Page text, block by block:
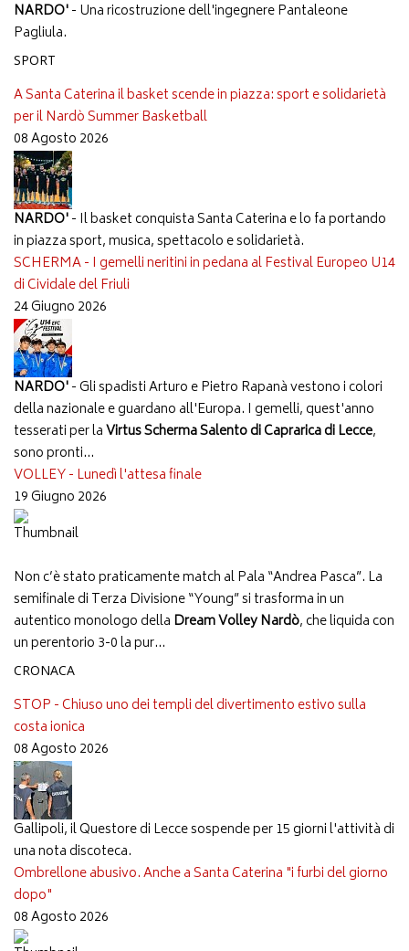
NARDO'- Una ricostruzione dell'ingegnere Pantaleone
Pagliula.
SPORT
A Santa Caterina il basket scende in piazza: sport e solidarietà
per il Nardò Summer Basketball
08 Agosto 2026
NARDO'- Il basket conquista Santa Caterina e lo fa portando
in piazza sport, musica, spettacolo e solidarietà.
SCHERMA - I gemelli neritini in pedana al Festival Europeo U14
di Cividale del Friuli
24 Giugno 2026
NARDO'- Gli spadisti Arturo e Pietro Rapanà vestono i colori
della nazionale e guardano all'Europa. I gemelli, quest'anno
tesserati per laVirtus Scherma Salento di Caprarica di Lecce,
sono pronti...
VOLLEY - Lunedì l'attesa finale
19 Giugno 2026
Non c’è stato praticamente match al Pala “Andrea Pasca”. La
semifinale di Terza Divisione “Young” si trasforma in un
autentico monologo della Dream Volley Nardò, che liquida con
un perentorio 3-0 la pur...
CRONACA
STOP - Chiuso uno dei templi del divertimento estivo sulla
costa ionica
08 Agosto 2026
Gallipoli, il Questore di Lecce sospende per 15 giorni l'attività di
una nota discoteca.
Ombrellone abusivo. Anche a Santa Caterina "i furbi del giorno
dopo"
08 Agosto 2026